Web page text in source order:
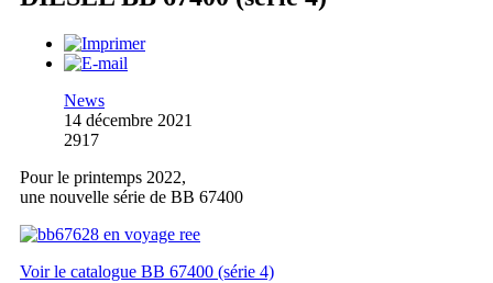
News
14 décembre 2021
2917
Pour le printemps 2022,
une nouvelle série de BB 67400
Voir le catalogue BB 67400 (série 4)